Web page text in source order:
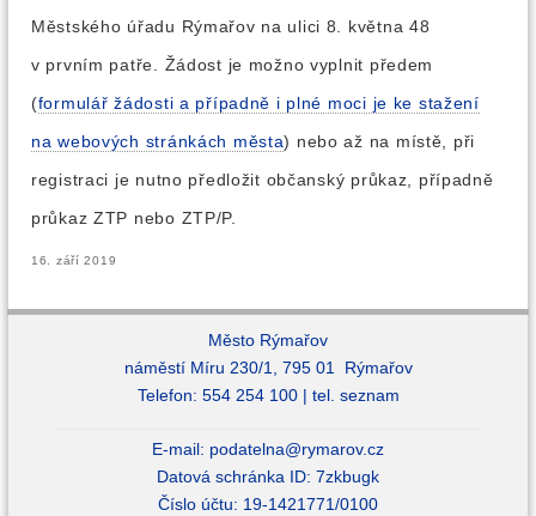
Městského úřadu Rýmařov na ulici 8. května 48
v prvním patře. Žádost je možno vyplnit předem
(formulář žádosti a případně i plné moci je ke stažení
na webových stránkách města) nebo až na místě, při
registraci je nutno předložit občanský průkaz, případně
průkaz ZTP nebo ZTP/P.
16. září 2019
Město Rýmařov
náměstí Míru 230/1, 795 01 Rýmařov
Telefon: 554 254 100 | tel. seznam
E-mail: podatelna@rymarov.cz
Datová schránka ID: 7zkbugk
Číslo účtu: 19-1421771/0100